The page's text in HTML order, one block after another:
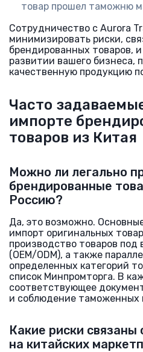
товар прошел таможню
Сотрудничество с Aurora
минимизировать риски,
брендированных товаров,
развитии вашего бизнеса,
качественную продукцию
Часто
импорте
товаров из Китая
Можно ли легально
брендированные
Россию?
Да, это возможно.
импорт оригинальных
производство товаров под
(OEM/ODM), а также
определенных категорий
список Минпромторга. В
соответствующее
и соблюдение таможенных
Какие риски связаны
на китайских